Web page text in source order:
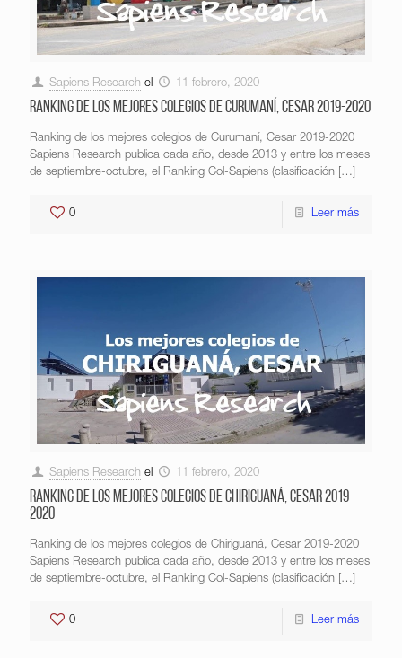
Sapiens Research el 11 febrero, 2020
Ranking de los mejores colegios de Curumaní, Cesar 2019-2020
Ranking de los mejores colegios de Curumaní, Cesar 2019-2020
Sapiens Research publica cada año, desde 2013 y entre los meses
de septiembre-octubre, el Ranking Col-Sapiens (clasificación […]
0 Leer más
Sapiens Research el 11 febrero, 2020
Ranking de los mejores colegios de Chiriguaná, Cesar 2019-
2020
Ranking de los mejores colegios de Chiriguaná, Cesar 2019-2020
Sapiens Research publica cada año, desde 2013 y entre los meses
de septiembre-octubre, el Ranking Col-Sapiens (clasificación […]
0 Leer más